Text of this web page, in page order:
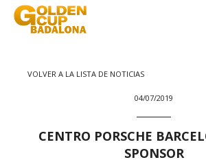
VOLVER A LA LISTA DE NOTICIAS
04/07/2019
CENTRO PORSCHE
SPONSOR